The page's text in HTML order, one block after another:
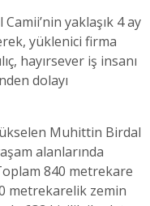
yaklaşık 4 ay
yüklenici firma
hayırsever iş insanı
dolayı
Muhittin Birdal
alanlarında
840 metrekare
metrekarelik zemin